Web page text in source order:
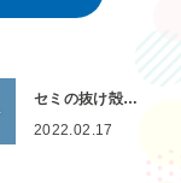
セミの抜け殻…
2022.02.17